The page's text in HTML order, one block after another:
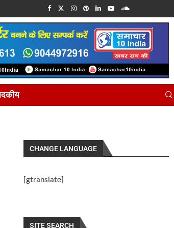
CHANGE LANGUAGE
[gtranslate]
SITE SEARCH